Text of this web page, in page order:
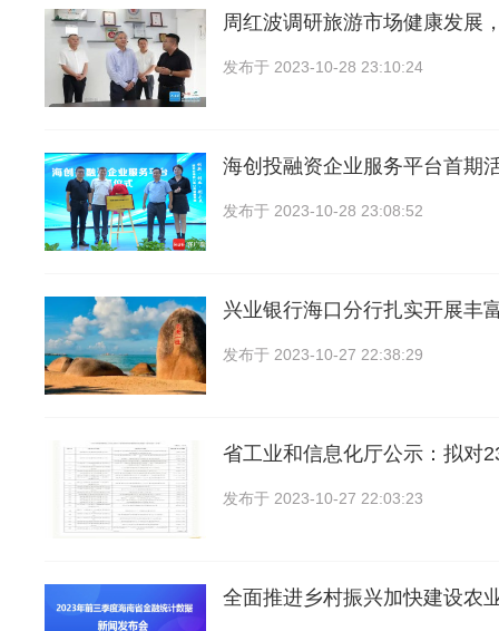
周红波调研旅游市场健康发展
发布于 2023-10-28 23:10:24
海创投融资企业服务平台首期
发布于 2023-10-28 23:08:52
兴业银行海口分行扎实开展丰
发布于 2023-10-27 22:38:29
省工业和信息化厅公示：拟对
发布于 2023-10-27 22:03:23
全面推进乡村振兴加快建设农